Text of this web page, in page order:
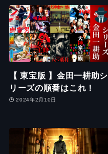
【 東宝版 】金田一耕助シ
リーズの順番はこれ！
2024年2月10日